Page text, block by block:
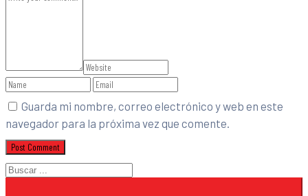
Guarda mi nombre, correo electrónico y web en este
navegador para la próxima vez que comente.